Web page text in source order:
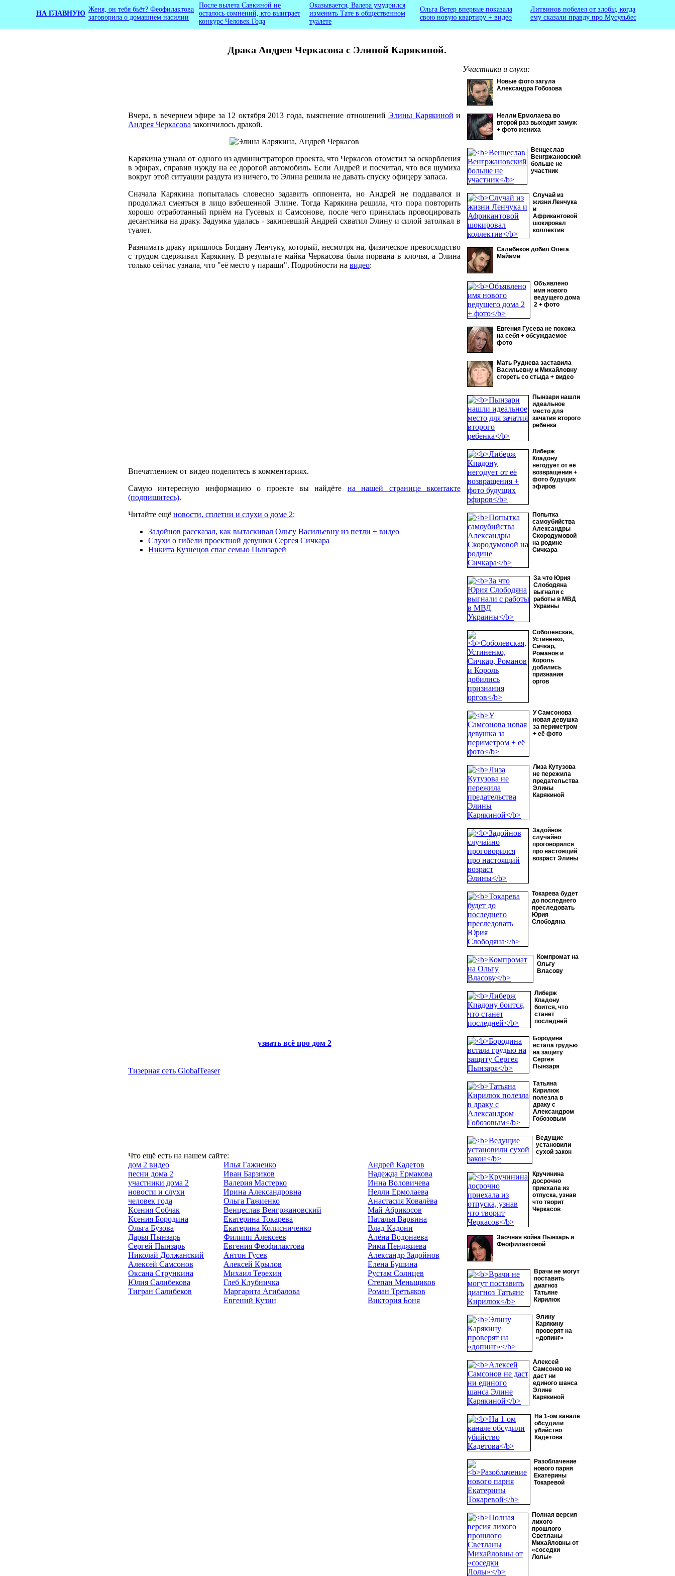
Драка Андрея Черкасова с Элиной Карякиной.
НА ГЛАВНУЮ
Женя, он тебя бьёт? Феофилактова
заговорила о домашнем насилии
После вылета Савкиной не
осталось сомнений, кто выиграет
конкурс Человек Года
Оказывается, Валера умудрился
изменить Тате в общественном
туалете
Ольга Ветер впервые показала
свою новую квартиру + видео
Литвинов побелел от злобы, когда
ему сказали правду про Мусульбес
Участники и слухи:
Новые фото загула
Александра Гобозова
Нелли Ермолаева во
второй раз выходит замуж
+ фото жениха
Венцеслав
Венгржановский
больше не
участник
Случай из
жизни Ленчука
и
Африкантовой
шокировал
коллектив
Салибеков добил Олега
Майами
Объявлено
имя нового
ведущего дома
2 + фото
Евгения Гусева не похожа
на себя + обсуждаемое
фото
Мать Руднева заставила
Васильевну и Михайловну
сгореть со стыда + видео
Пынзари нашли
идеальное
место для
зачатия второго
ребенка
Либерж
Кпадону
негодует от её
возвращения +
фото будущих
эфиров
Попытка
самоубийства
Александры
Скородумовой
на родине
Сичкара
За что Юрия
Слободяна
выгнали с
работы в МВД
Украины
Соболевская,
Устиненко,
Сичкар,
Романов и
Король
добились
признания
оргов
У Самсонова
новая девушка
за периметром
+ её фото
Лиза Кутузова
не пережила
предательства
Элины
Карякиной
Задойнов
случайно
проговорился
про настоящий
возраст Элины
Токарева будет
до последнего
преследовать
Юрия
Слободяна
Компромат на
Ольгу
Власову
Либерж
Кпадону
боится, что
станет
последней
Бородина
встала грудью
на защиту
Сергея
Пынзаря
Татьяна
Кирилюк
полезла в
драку с
Александром
Гобозовым
Ведущие
установили
сухой закон
Кручинина
досрочно
приехала из
отпуска, узнав
что творит
Черкасов
Заочная война Пынзарь и
Феофилактовой
Врачи не могут
поставить
диагноз
Татьяне
Кирилюк
Элину
Карякину
проверят на
«допинг»
Алексей
Самсонов не
даст ни
единого шанса
Элине
Карякиной
На 1-ом канале
обсудили
убийство
Кадетова
Разоблачение
нового парня
Екатерины
Токаревой
Полная версия
лихого
прошлого
Светланы
Михайловны от
«соседки
Лолы»
Вчера, в вечернем эфире за 12 октября 2013 года, выяснение отношенийЭлины Карякиной и
Андрея Черкасова закончилось дракой.
Карякина узнала от одного из администраторов проекта, что Черкасов отомстил за оскорбления
в эфирах, справив нужду на ее дорогой автомобиль. Если Андрей и посчитал, что вся шумиха
вокруг этой ситуации раздута из ничего, то Элина решила не давать спуску офицеру запаса.
Сначала Карякина попыталась словесно задавить оппонента, но Андрей не поддавался и
продолжал смеяться в лицо взбешенной Элине. Тогда Карякина решила, что пора повторить
хорошо отработанный приём на Гусевых и Самсонове, после чего принялась провоцировать
десантника на драку. Задумка удалась - закипевший Андрей схватил Элину и силой затолкал в
туалет.
Разнимать драку пришлось Богдану Ленчуку, который, несмотря на, физическое превосходство
с трудом сдерживал Карякину. В результате майка Черкасова была порвана в клочья, а Элина
только сейчас узнала, что "её место у параши". Подробности на видео:
Впечатлением от видео поделитесь в комментариях.
Самую интересную информацию о проекте вы найдёте на нашей странице вконтакте
(подпишитесь).
Читайте ещё новости, сплетни и слухи о доме 2:
Задойнов рассказал, как вытаскивал Ольгу Васильевну из петли + видео
Слухи о гибели проектной девушки Сергея Сичкара
Никита Кузнецов спас семью Пынзарей
узнать всё про дом 2
Тизерная сеть GlobalTeaser
Что ещё есть на нашем сайте:
дом 2 видео
песни дома 2
участники дома 2
новости и слухи
человек года
Ксения Собчак
Ксения Бородина
Ольга Бузова
Дарья Пынзарь
Сергей Пынзарь
Николай Должанский
Алексей Самсонов
Оксана Стрункина
Юлия Салибекова
Тигран Салибеков
Илья Гажиенко
Иван Барзиков
Валерия Мастерко
Ирина Александровна
Ольга Гажиенко
Венцеслав Венгржановский
Екатерина Токарева
Екатерина Колисниченко
Филипп Алексеев
Евгения Феофилактова
Антон Гусев
Алексей Крылов
Михаил Терехин
Глеб Клубничка
Маргарита Агибалова
Евгений Кузин
Андрей Кадетов
Надежда Ермакова
Инна Воловичева
Нелли Ермолаева
Анастасия Ковалёва
Май Абрикосов
Наталья Варвина
Влад Кадони
Алёна Водонаева
Рима Пенджиева
Александр Задойнов
Елена Бушина
Рустам Солнцев
Степан Меньщиков
Роман Третьяков
Виктория Боня